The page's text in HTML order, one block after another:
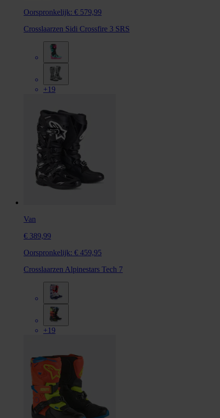
Oorspronkelijk: € 579,99
Crosslaarzen Sidi Crossfire 3 SRS
+19
Van
€ 389,99
Oorspronkelijk: € 459,95
Crosslaarzen Alpinestars Tech 7
+19